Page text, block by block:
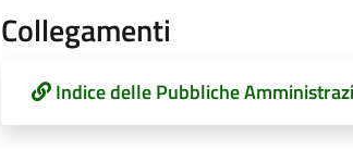
Collegamenti
Indice delle Pubbliche